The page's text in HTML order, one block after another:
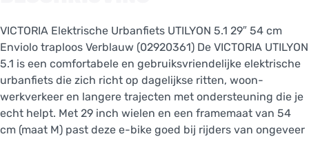
VICTORIA Elektrische Urbanfiets UTILYON 5.1 29″ 54 cm
Enviolo traploos Verblauw (02920361) De VICTORIA UTILYON
5.1 is een comfortabele en gebruiksvriendelijke elektrische
urbanfiets die zich richt op dagelijkse ritten, woon-
werkverkeer en langere trajecten met ondersteuning die je
echt helpt. Met 29 inch wielen en een framemaat van 54
cm (maat M) past deze e-bike goed bij rijders van ongeveer